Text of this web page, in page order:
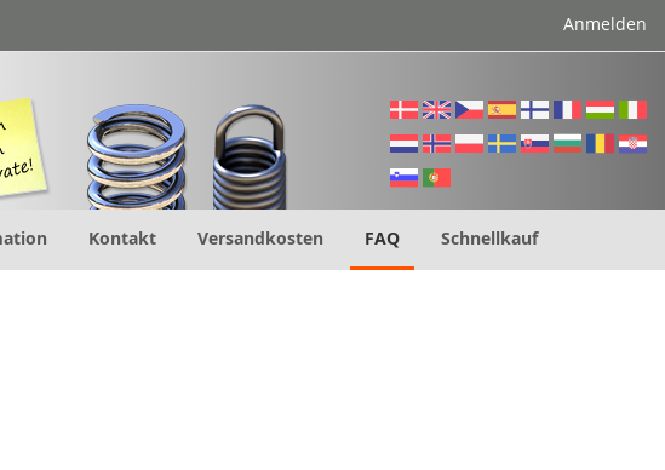
Anmelden
Kontakt Versandkosten FAQ Schnellkauf